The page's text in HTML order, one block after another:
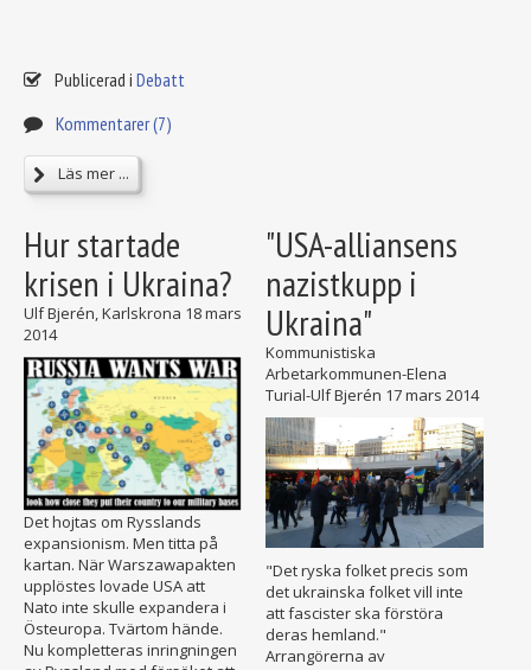
Publicerad i Debatt
Kommentarer (7)
Läs mer ...
Hur startade
krisen i Ukraina?
Ulf Bjerén, Karlskrona 18 mars
2014
Det hojtas om Rysslands
expansionism. Men titta på
kartan. När Warszawapakten
upplöstes lovade USA att
Nato inte skulle expandera i
Östeuropa. Tvärtom hände.
Nu kompletteras inringningen
"USA-alliansens
nazistkupp i
Ukraina"
Kommunistiska
Arbetarkommunen-Elena
Turial-Ulf Bjerén 17 mars 2014
"Det ryska folket precis som
det ukrainska folket vill inte
att fascister ska förstöra
deras hemland."
Arrangörerna av